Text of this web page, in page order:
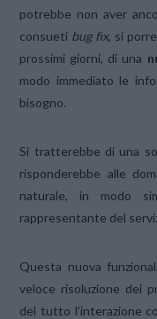
potrebbe non aver
consueti bug fix, si
prossimi giorni, di una
modo immediato le
bisogno.
Si tratterebbe di una
risponderebbe alle
naturale, in modo
rappresentante del
Questa nuova
veloce risoluzione dei
del tutto l’interazione